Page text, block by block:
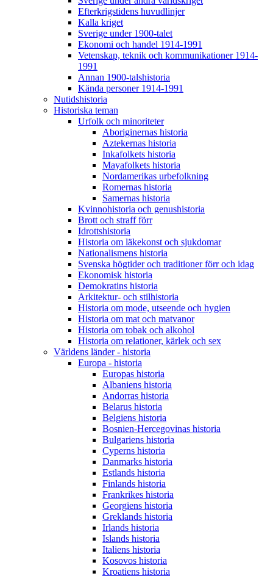
Efterkrigstidens huvudlinjer
Kalla kriget
Sverige under 1900-talet
Ekonomi och handel 1914-1991
Vetenskap, teknik och kommunikationer 1914-
1991
Annan 1900-talshistoria
Kända personer 1914-1991
Nutidshistoria
Historiska teman
Urfolk och minoriteter
Aboriginernas historia
Aztekernas historia
Inkafolkets historia
Mayafolkets historia
Nordamerikas urbefolkning
Romernas historia
Samernas historia
Kvinnohistoria och genushistoria
Brott och straff förr
Idrottshistoria
Historia om läkekonst och sjukdomar
Nationalismens historia
Svenska högtider och traditioner förr och idag
Ekonomisk historia
Demokratins historia
Arkitektur- och stilhistoria
Historia om mode, utseende och hygien
Historia om mat och matvanor
Historia om tobak och alkohol
Historia om relationer, kärlek och sex
Världens länder - historia
Europa - historia
Europas historia
Albaniens historia
Andorras historia
Belarus historia
Belgiens historia
Bosnien-Hercegovinas historia
Bulgariens historia
Cyperns historia
Danmarks historia
Estlands historia
Finlands historia
Frankrikes historia
Georgiens historia
Greklands historia
Irlands historia
Islands historia
Italiens historia
Kosovos historia
Kroatiens historia